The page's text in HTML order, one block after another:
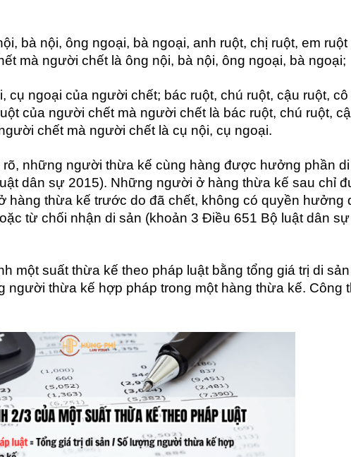
bà nội, ông ngoại, bà ngoại, anh ruột, chị ruột, em ruột
mà người chết là ông nội, bà nội, ông ngoại, bà ngoại;
cụ ngoại của người chết; bác ruột, chú ruột, cậu ruột, cô
của người chết mà người chết là bác ruột, chú ruột,
chết mà người chết là cụ nội, cụ ngoại.
những người thừa kế cùng hàng được hưởng phần
dân sự 2015). Những người ở hàng thừa kế sau chỉ
hàng thừa kế trước do đã chết, không có quyền hưởng
từ chối nhận di sản (khoản 3 Điều 651 Bộ luật dân sự
một suất thừa kế theo pháp luật bằng tổng giá trị di
người thừa kế hợp pháp trong một hàng thừa kế. Công